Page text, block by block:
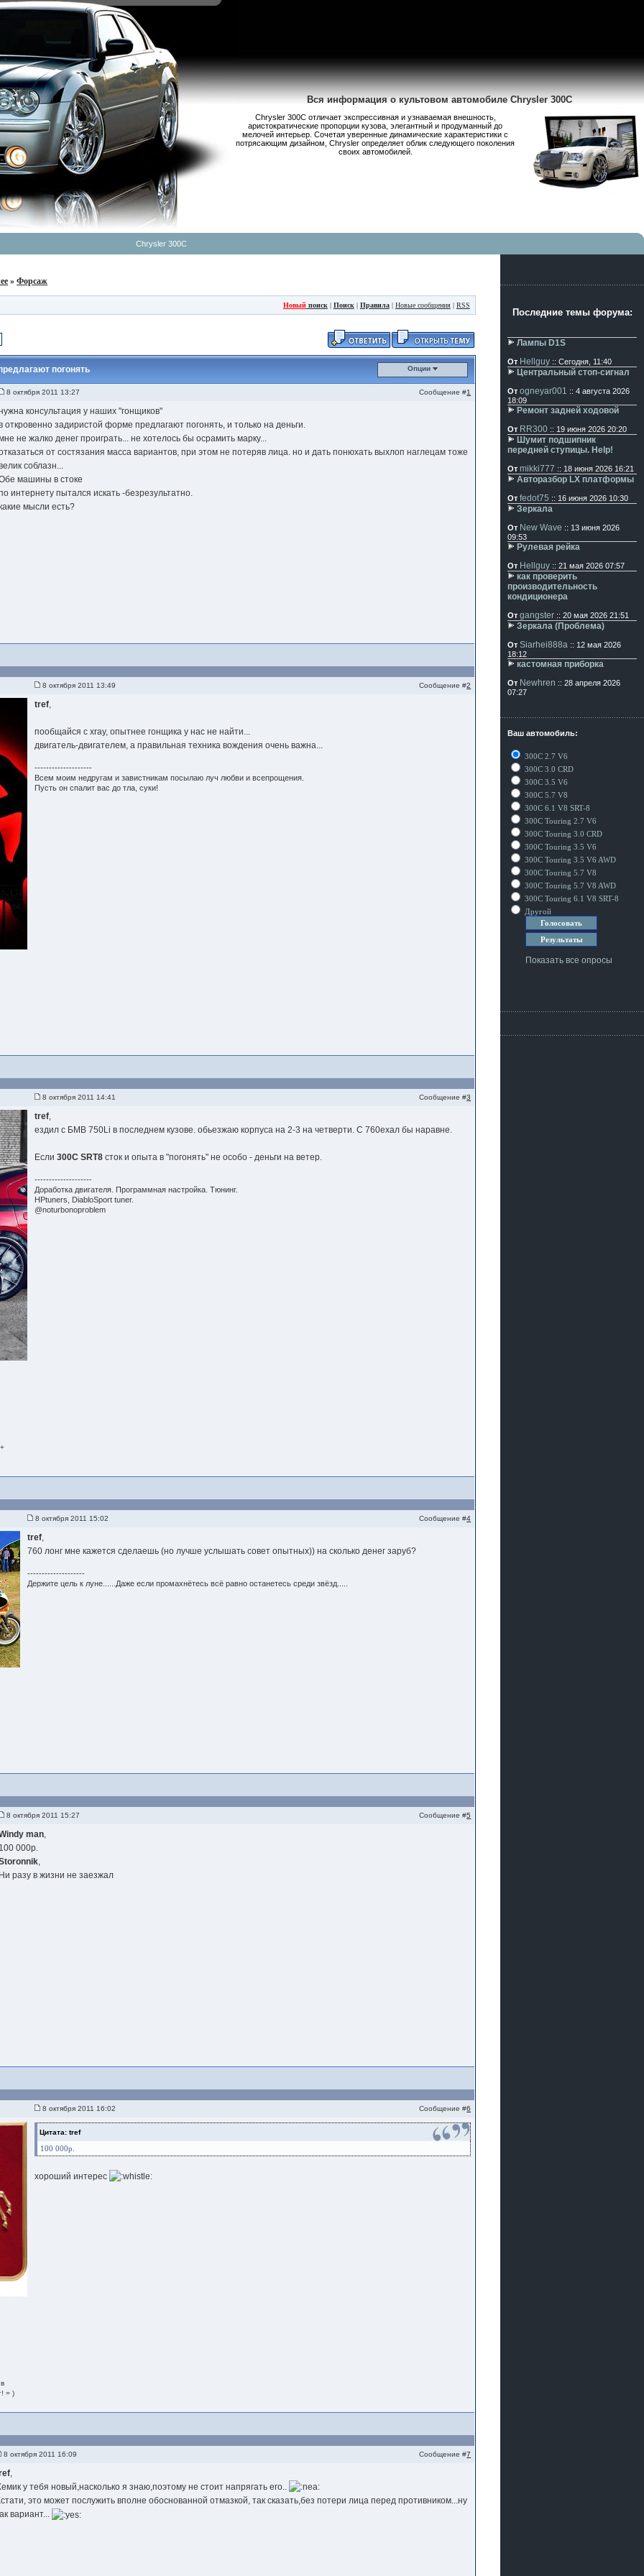
Вся информация о культовом автомобиле Chrysler 300C
Chrysler 300С отличает экспрессивная и узнаваемая внешность,
аристократические пропорции кузова, элегантный и продуманный до
мелочей интерьер. Сочетая уверенные динамические характеристики с
потрясающим дизайном, Chrysler определяет облик следующего поколения
своих автомобилей.
Chrysler 300C
»Форсаж
Новыйпоиск| Поиск| Правила| Новые сообщения| RSS
погонять Опции
8 октября 2011 13:27 Сообщение #1
консультация у наших "гонщиков"
откровенно задиристой форме предлагают погонять, и только на деньги.
не жалко денег проиграть... не хотелось бы осрамить марку...
от состязания масса вариантов, при этом не потеряв лица. но и дать понюхать выхлоп наглецам тоже
соблазн...
машины в стоке
интернету пытался искать -безрезультатно.
мысли есть?
8 октября 2011 13:49 Сообщение #2
tref,
пообщайся с xray, опытнее гонщика у нас не найти...
двигатель-двигателем, а правильная техника вождения очень важна...
--------------------
Всем моим недругам и завистникам посылаю луч любви и всепрощения.
Пусть он спалит вас до тла, суки!
8 октября 2011 14:41 Сообщение #3
tref,
ездил с БМВ 750Li в последнем кузове. обьезжаю корпуса на 2-3 на четверти. С 760ехал бы наравне.
Если300C SRT8 сток и опыта в "погонять" не особо - деньги на ветер.
--------------------
Доработка двигателя. Программная настройка. Тюнинг.
HPtuners, DiabloSport tuner.
@noturbonoproblem
8 октября 2011 15:02 Сообщение #4
tref,
760 лонг мне кажется сделаешь (но лучше услышать совет опытных)) на сколько денег заруб?
--------------------
Держите цель к луне......Даже если промахнётесь всё равно останетесь среди звёзд.....
8 октября 2011 15:27 Сообщение #5
man,
100 000р.
,
Ни разу в жизни не заезжал
8 октября 2011 16:02 Сообщение #6
= )
Цитата: tref
100 000р.
хороший интерес
8 октября 2011 16:09 Сообщение #7
,
у тебя новый,насколько я знаю,поэтому не стоит напрягать его..
это может послужить вполне обоснованной отмазкой, так сказать,без потери лица перед противником...ну
вариант...
Последние темы форума:
Лампы D1S
От Hellguy :: Сегодня, 11:40
Центральный стоп-сигнал
От ogneyar001 :: 4 августа 2026
18:09
Ремонт задней ходовой
От RR300 :: 19 июня 2026 20:20
Шумит подшипник
передней ступицы. Help!
От mikki777 :: 18 июня 2026 16:21
Авторазбор LX платформы
От fedot75 :: 16 июня 2026 10:30
Зеркала
От New Wave :: 13 июня 2026
09:53
Рулевая рейка
От Hellguy :: 21 мая 2026 07:57
как проверить
производительность
кондиционера
От gangster :: 20 мая 2026 21:51
Зеркала (Проблема)
От Siarhei888a :: 12 мая 2026
18:12
кастомная приборка
От Newhren :: 28 апреля 2026
07:27
Ваш автомобиль:
300C 2.7 V6
300C 3.0 CRD
300C 3.5 V6
300C 5.7 V8
300C 6.1 V8 SRT-8
300C Touring 2.7 V6
300C Touring 3.0 CRD
300C Touring 3.5 V6
300C Touring 3.5 V6 AWD
300C Touring 5.7 V8
300C Touring 5.7 V8 AWD
300C Touring 6.1 V8 SRT-8
Другой
Показать все опросы